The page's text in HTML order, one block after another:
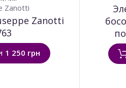
Zanotti
Zanotti
1 250 грн